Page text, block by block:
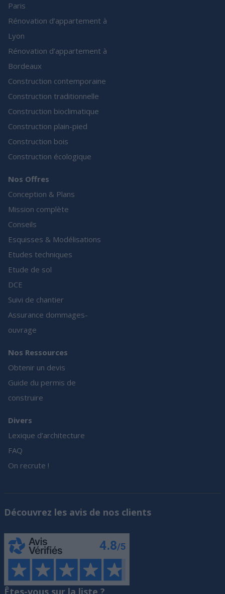
Paris
Rénovation d’appartement à
Lyon
Rénovation d’appartement à
Bordeaux
Construction contemporaine
Construction traditionnelle
Construction bioclimatique
Construction plain-pied
Construction bois
Construction écologique
Nos Offres
Conception & Plans
Mission complète
Conseils
Esquisses & Modélisations
Etudes techniques
Etude de sol
DCE
Suivi de chantier
Assurance dommages-
ouvrage
Nos Ressources
Obtenir un devis
Guide du permis de
construire
Divers
Lexique d’architecture
FAQ
On recrute !
Découvrez les avis de nos clients
Êtes-vous sur la liste ?